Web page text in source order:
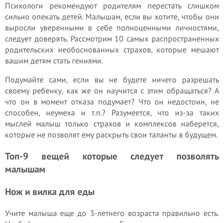
Психологи рекомендуют родителям перестать слишком
сильно опекать детей. Малышам, если вы хотите, чтобы они
выросли уверенными в себе полноценными личностями,
следует доверять. Рассмотрим 10 самых распространенных
родительских необоснованных страхов, которые мешают
вашим детям стать гениями.
Подумайте сами, если вы не будете ничего разрешать
своему ребенку, как же он научится с этим обращаться? А
что он в момент отказа подумает? Что он недостоин, не
способен, неумеха и т.п.? Разумеется, что из-за таких
мыслей малыш только страхов и комплексов наберется,
которые не позволят ему раскрыть свои таланты в будущем.
Топ-9 вещей которые следует позволять
малышам
Нож и вилка для еды
Учите малыша еще до 3-летнего возраста правильно есть.